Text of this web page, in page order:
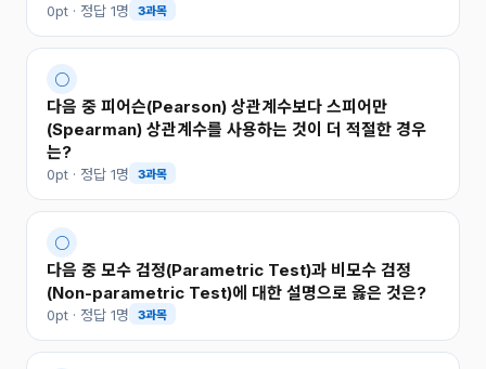
0pt · 정답 1명 3과목
○
다음 중 피어슨(Pearson) 상관계수보다 스피어만
(Spearman) 상관계수를 사용하는 것이 더 적절한 경우
는?
0pt · 정답 1명 3과목
○
다음 중 모수 검정(Parametric Test)과 비모수 검정
(Non-parametric Test)에 대한 설명으로 옳은 것은?
0pt · 정답 1명 3과목